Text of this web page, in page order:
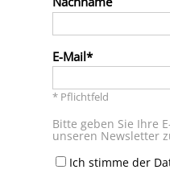
E-Mail
* Pflichtfeld
Bitte geben Sie Ihre
unseren Newsletter
Ich stimme der